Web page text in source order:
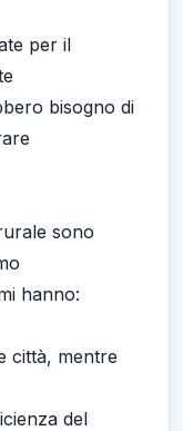
per il
bisogno di
sono
hanno:
città, mentre
del